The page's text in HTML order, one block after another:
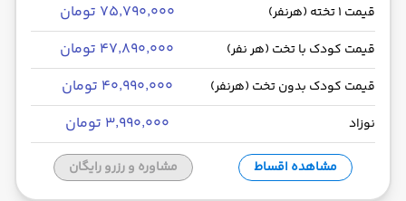
حرکت از مبدا: 09:55
به فرودگاه بین‌المللی ارجان ECN
رسیدن به مقصد : 00:00
ای‌جت -Economy
از فرودگاه بین‌المللی ارجان ECN
قیمت 1 تخته (هرنفر) ۷۵٬۷۹۰٬۰۰۰ تومان
قیمت کودک با تخت (هر نفر) ۴۷٬۸۹۰٬۰۰۰ تومان
قیمت کودک بدون تخت (هرنفر) ۴۰٬۹۹۰٬۰۰۰ تومان
نوزاد ۳٬۹۹۰٬۰۰۰ تومان
مشاهده اقساط مشاوره و رزرو رایگان